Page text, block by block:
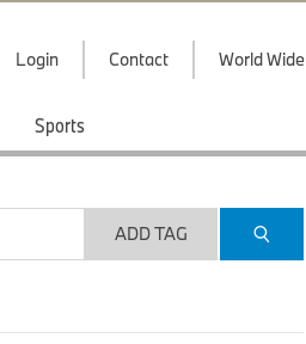
Login Contact World Wide
Sports
ADD TAG